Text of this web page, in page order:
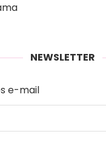
NEWSLETTER
e-mail